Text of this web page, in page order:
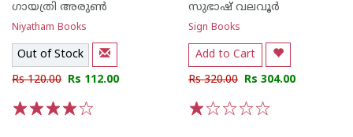
ഗായത്രി അരുണ്‍
Niyatham Books
Out of Stock
Rs 120.00 Rs 112.00
സുഭാഷ് വലവൂര്‍
Sign Books
Add to Cart
Rs 320.00 Rs 304.00